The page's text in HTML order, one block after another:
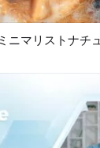
ュー AI再生成